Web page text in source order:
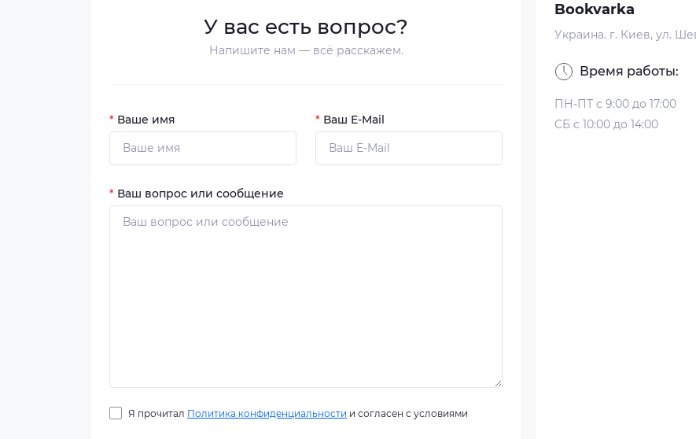
У вас есть вопрос?
Напишите нам — всё расскажем.
* Ваше имя * Ваш E-Mail
* Ваш вопрос или сообщение
Я прочитал Политика конфиденциальности и согласен с условиями
Bookvarka
Украина. г. Киев, ул.
Время работы:
ПН-ПТ с 9:00 до 17:00
СБ с 10:00 до 14:00